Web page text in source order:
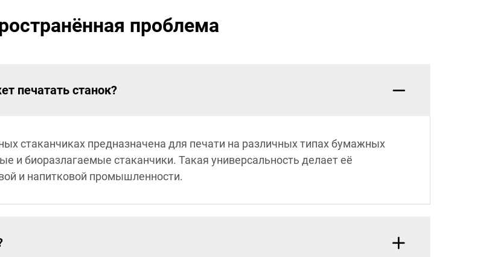
проблема
печатать станок?
стаканчиках предназначена для печати на различных типах бумажных
и биоразлагаемые стаканчики. Такая универсальность делает её
и напитковой промышленности.